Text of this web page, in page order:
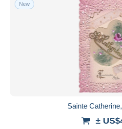
Submit
New
Sainte
±